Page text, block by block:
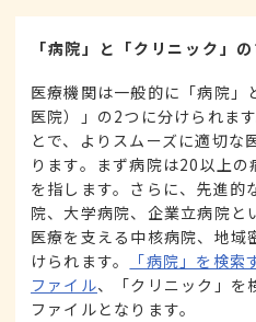
「病院」と「クリニック」
医療機関は一般的に「病院」
医院）」の2つに分けられま
とで、よりスムーズに適切な
ります。まず病院は20以上
を指します。さらに、先進的
院、大学病院、企業立病院と
医療を支える中核病院、地域
けられます。
「病院」を検索
ファイル、「クリニック」を
ファイルとなります。